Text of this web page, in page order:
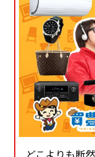
どこよりも断